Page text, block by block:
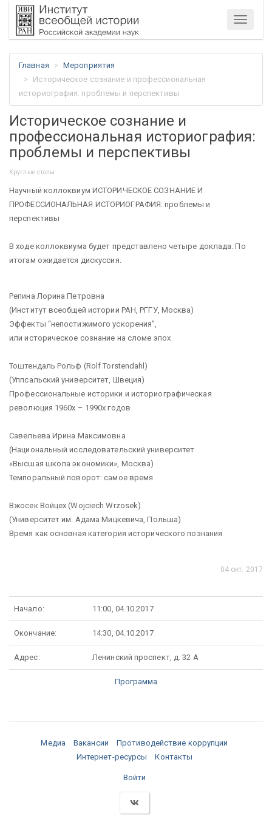
Меню
Главная
Мероприятия
Историческое сознание и профессиональная
историография: проблемы и перспективы
Историческое сознание и
профессиональная историография:
проблемы и перспективы
Круглые столы
Научный коллоквиум ИСТОРИЧЕСКОЕ СОЗНАНИЕ И
ПРОФЕССИОНАЛЬНАЯ ИСТОРИОГРАФИЯ: проблемы и
перспективы
В ходе коллоквиума будет представлено четыре доклада. По
итогам ожидается дискуссия.
Репина Лорина Петровна
(Институт всеобщей истории РАН, РГГУ, Москва)
Эффекты “непостижимого ускорения”,
или историческое сознание на сломе эпох
Тоштендаль Рольф (Rolf Torstendahl)
(Уппсальский университет, Швеция)
Профессиональные историки и историографическая
революция 1960х – 1990х годов
Савельева Ирина Максимовна
(Национальный исследовательский университет
«Высшая школа экономики», Москва)
Темпоральный поворот: самое время
Вжосек Войцех (Wojciech Wrzosek)
(Университет им. Адама Мицкевича, Польша)
Время как основная категория исторического познания
04 окт. 2017
Начало: 11:00, 04.10.2017
Окончание: 14:30, 04.10.2017
Адрес: Ленинский проспект, д. 32 А
Программа
Медиа Вакансии
Противодействие коррупции
Интернет-ресурсы
Контакты
Войти